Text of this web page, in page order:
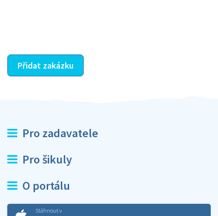
Přidat zakázku
Pro zadavatele
Pro šikuly
O portálu
Stáhnout v